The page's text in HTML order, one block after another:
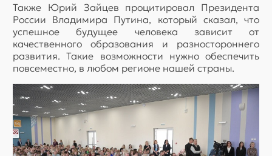
Также Юрий Зайцев процитировал Президента
России Владимира Путина, который сказал, что
успешное будущее человека зависит от
качественного образования и разностороннего
развития. Такие возможности нужно обеспечить
повсеместно, в любом регионе нашей страны.